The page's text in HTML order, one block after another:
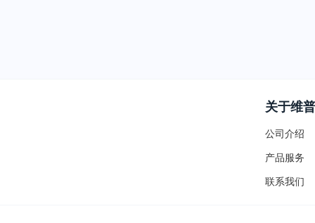
关于维普
公司介绍
产品服务
联系我们